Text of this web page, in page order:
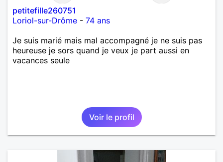
petitefille260751
Loriol-sur-Drôme - 74 ans
Je suis marié mais mal accompagné je ne suis pas
heureuse je sors quand je veux je part aussi en
vacances seule
Voir le profil